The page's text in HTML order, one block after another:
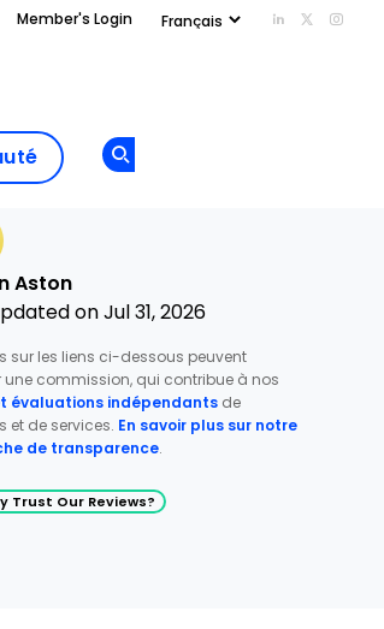
Member's Login Add us on
Follow
Aston
on Jul 31, 2026
sur les liens ci-dessous peuvent
une commission, qui contribue à nos
évaluations indépendants de
et de services. En savoir plus sur notre
de transparence.
Trust Our Reviews?